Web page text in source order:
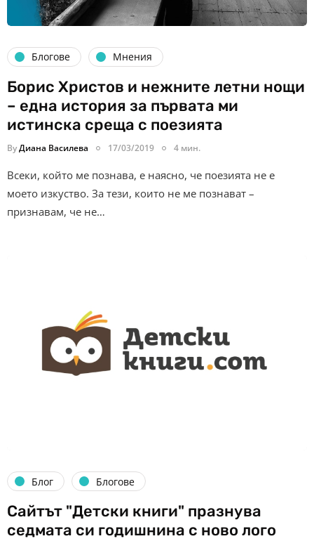
Блогове Мнения
Борис Христов и нежните летни нощи
– една история за първата ми
истинска среща с поезията
ByДиана Василева 17/03/2019 4 мин.
Всеки, който ме познава, е наясно, че поезията не е
моето изкуство. За тези, които не ме познават –
признавам, че не…
Блог Блогове
Сайтът "Детски книги" празнува
седмата си годишнина с ново лого